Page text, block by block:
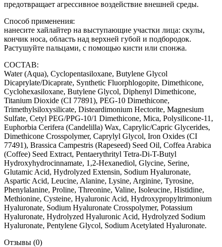
предотвращает агрессивное воздействие внешней среды.
Способ применения:
нанесите хайлайтер на выступающие участки лица: скулы,
кончик носа, область над верхней губой и подбородок.
Растушуйте пальцами, с помощью кисти или спонжа.
СОСТАВ:
Water (Aqua), Cyclopentasiloxane, Butylene Glycol
Dicaprylate/Dicaprate, Synthetic Fluorphlogopite, Dimethicone,
Cyclohexasiloxane, Butylene Glycol, Diphenyl Dimethicone,
Titanium Dioxide (CI 77891), PEG-10 Dimethicone,
Trimethylsiloxysilicate, Disteardimonium Hectorite, Magnesium
Sulfate, Cetyl PEG/PPG-10/1 Dimethicone, Mica, Polysilicone-11,
Euphorbia Cerifera (Candelilla) Wax, Caprylic/Capric Glycerides,
Dimethicone Crosspolymer, Caprylyl Glycol, Iron Oxides (CI
77491), Brassica Campestris (Rapeseed) Seed Oil, Coffea Arabica
(Coffee) Seed Extract, Pentaerythrityl Tetra-Di-T-Butyl
Hydroxyhydrocinnamate, 1,2-Hexanediol, Glycine, Serine,
Glutamic Acid, Hydrolyzed Extensin, Sodium Hyaluronate,
Aspartic Acid, Leucine, Alanine, Lysine, Arginine, Tyrosine,
Phenylalanine, Proline, Threonine, Valine, Isoleucine, Histidine,
Methionine, Cysteine, Hyaluronic Acid, Hydroxypropyltrimonium
Hyaluronate, Sodium Hyaluronate Crosspolymer, Potassium
Hyaluronate, Hydrolyzed Hyaluronic Acid, Hydrolyzed Sodium
Hyaluronate, Pentylene Glycol, Sodium Acetylated Hyaluronate.
Отзывы (0)